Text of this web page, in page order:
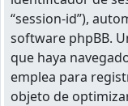
“session-id”),
software phpBB.
que haya
emplea para
objeto de